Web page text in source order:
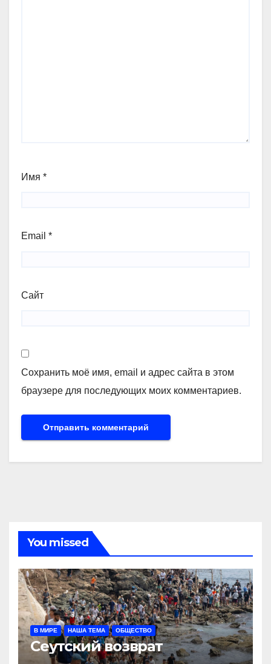
Имя *
Email *
Сайт
Сохранить моё имя, email и адрес сайта в этом
браузере для последующих моих комментариев.
You missed
В МИРЕ НАША ТЕМА ОБЩЕСТВО
Сеутский возврат